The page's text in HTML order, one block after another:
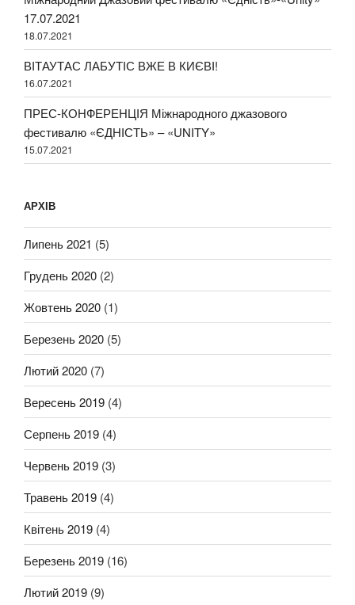
17.07.2021
18.07.2021
ВІТАУТАС ЛАБУТІС ВЖЕ В КИЄВІ!
16.07.2021
ПРЕС-КОНФЕРЕНЦІЯ Міжнародного джазового
фестивалю «ЄДНІСТЬ» – «UNITY»
15.07.2021
АРХІВ
Липень 2021 (5)
Грудень 2020 (2)
Жовтень 2020 (1)
Березень 2020 (5)
Лютий 2020 (7)
Вересень 2019 (4)
Серпень 2019 (4)
Червень 2019 (3)
Травень 2019 (4)
Квітень 2019 (4)
Березень 2019 (16)
Лютий 2019 (9)